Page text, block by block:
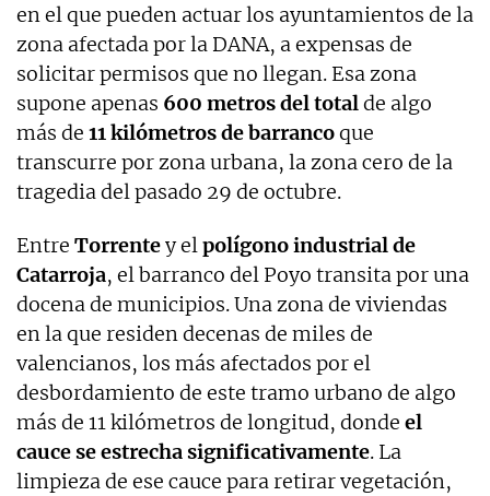
en el que pueden actuar los ayuntamientos de la
zona afectada por la DANA, a expensas de
solicitar permisos que no llegan. Esa zona
supone apenas 600 metros del totalde algo
más de 11 kilómetros de barrancoque
transcurre por zona urbana, la zona cero de la
tragedia del pasado 29 de octubre.
Entre Torrentey elpolígono industrial de
Catarroja, el barranco del Poyo transita por una
docena de municipios. Una zona de viviendas
en la que residen decenas de miles de
valencianos, los más afectados por el
desbordamiento de este tramo urbano de algo
más de 11 kilómetros de longitud, donde el
cauce se estrecha significativamente. La
limpieza de ese cauce para retirar vegetación,